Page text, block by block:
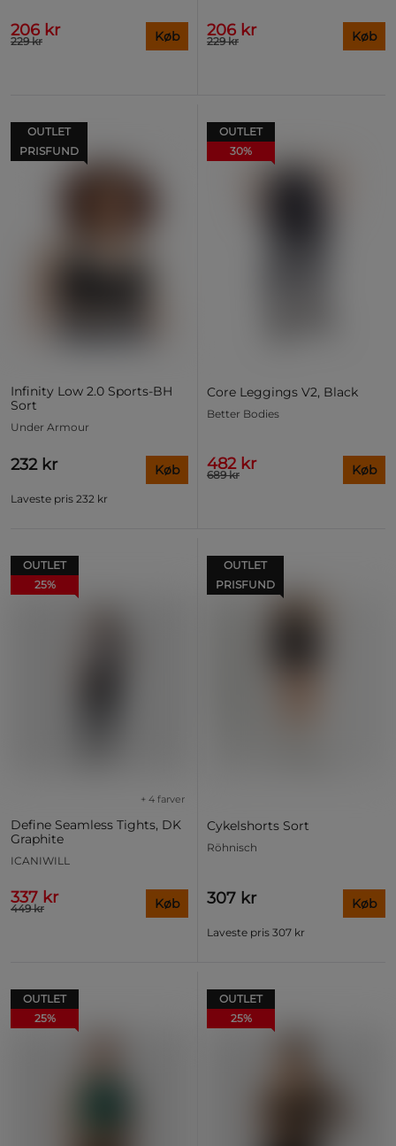
206 kr
229 kr Køb 206 kr
229 kr Køb
OUTLET
PRISFUND
Infinity Low 2.0 Sports-BH
Sort
Under Armour
232 kr
Laveste pris 232 kr
Køb
OUTLET
30%
Core Leggings V2, Black
Better Bodies
482 kr
689 kr Køb
OUTLET
25%
Define Seamless Tights, DK
Graphite
+ 4 farver
ICANIWILL
337 kr
449 kr Køb
OUTLET
PRISFUND
Cykelshorts Sort
Röhnisch
307 kr
Laveste pris 307 kr
Køb
OUTLET
25%
OUTLET
25%